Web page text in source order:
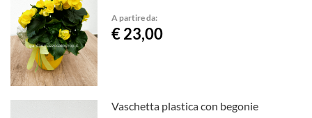
A partire da:
€ 23,00
Vaschetta plastica con begonie